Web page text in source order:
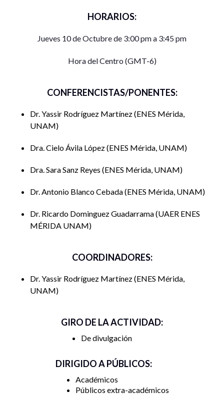
HORARIOS:
Jueves 10 de Octubre de 3:00 pm a 3:45 pm
Hora del Centro (GMT-6)
CONFERENCISTAS/PONENTES:
Dr. Yassir Rodríguez Martínez ENES Mérida,
UNAM
Dra. Cielo Ávila López ENES Mérida, UNAM
Dra. Sara Sanz Reyes ENES Mérida, UNAM
Dr. Antonio Blanco Cebada ENES Mérida, UNAM
Dr. Ricardo Dominguez Guadarrama UAER ENES
MÉRIDA UNAM
COORDINADORES:
Dr. Yassir Rodríguez Martínez ENES Mérida,
UNAM
GIRO DE LA ACTIVIDAD:
De divulgación
DIRIGIDO A PÚBLICOS:
Académicos
Públicos extra-académicos